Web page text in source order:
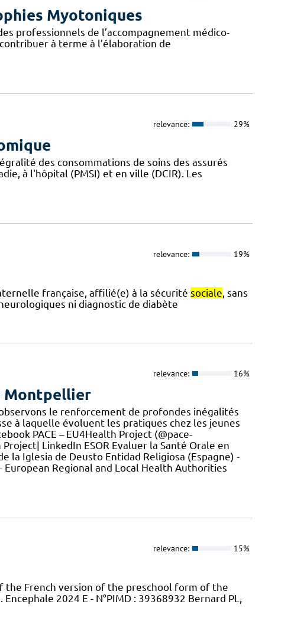
Myotoniques
professionnels de l’accompagnement médico-
à terme à l’élaboration de
relevance: 29%
des consommations de soins des assurés
à l'hôpital (PMSI) et en ville (DCIR). Les
relevance: 19%
française, affilié(e) à la sécurité sociale, sans
ni diagnostic de diabète
relevance: 16%
Montpellier
le renforcement de profondes inégalités
à laquelle évoluent les pratiques chez les jeunes
PACE – EU4Health Project (@pace-
LinkedIn ESOR Evaluer la Santé Orale en
la Iglesia de Deusto Entidad Religiosa (Espagne) -
European Regional and Local Health Authorities
relevance: 15%
the French version of the preschool form of the
2024 E - N°PIMD : 39368932 Bernard PL,